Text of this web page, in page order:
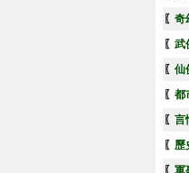
〖 奇
〖 武
〖 仙
〖 都
〖 言
〖 歷
〖 軍